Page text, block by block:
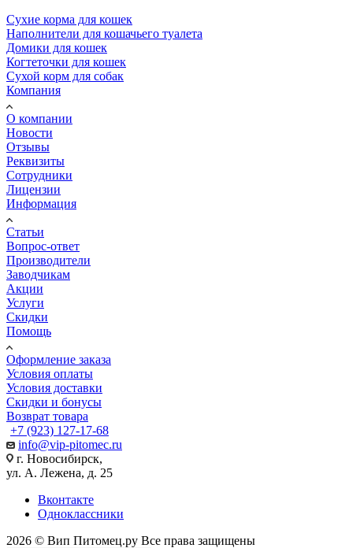
Сухие корма для кошек
Наполнители для кошачьего туалета
Домики для кошек
Когтеточки для кошек
Сухой корм для собак
Компания
О компании
Новости
Отзывы
Реквизиты
Сотрудники
Лицензии
Информация
Статьи
Вопрос-ответ
Производители
Заводчикам
Акции
Услуги
Скидки
Помощь
Оформление заказа
Условия оплаты
Условия доставки
Скидки и бонусы
Возврат товара
+7 (923) 127-17-68
info@vip-pitomec.ru
г. Новосибирск,
ул. А. Лежена, д. 25
Вконтакте
Одноклассники
2026 © Вип Питомец.ру Все права защищены